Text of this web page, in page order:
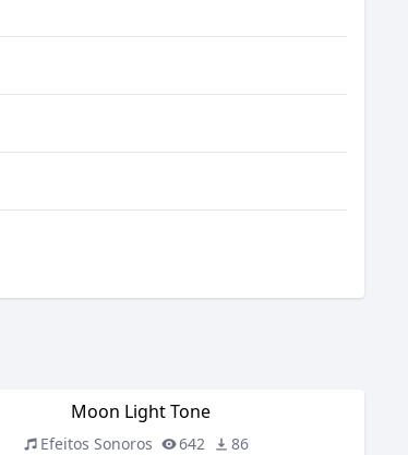
Moon Light Tone
Efeitos Sonoros 642 86